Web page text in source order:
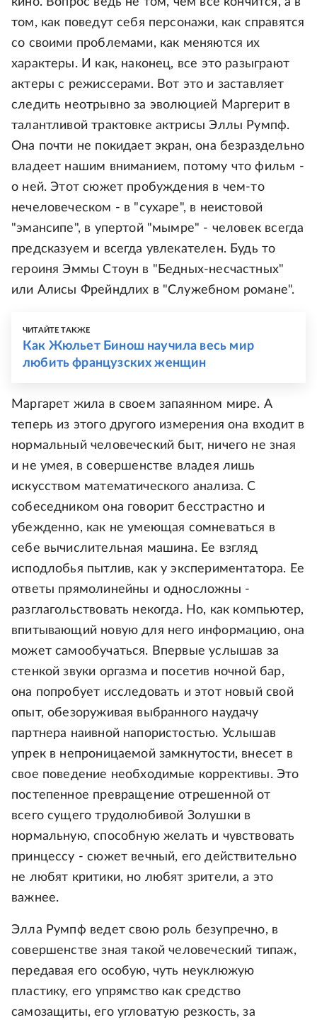
том, как поведут себя персонажи, как справятся
со своими проблемами, как меняются их
характеры. И как, наконец, все это разыграют
актеры с режиссерами. Вот это и заставляет
следить неотрывно за эволюцией Маргерит в
талантливой трактовке актрисы Эллы Румпф.
Она почти не покидает экран, она безраздельно
владеет нашим вниманием, потому что фильм -
о ней. Этот сюжет пробуждения в чем-то
нечеловеческом - в "сухаре", в неистовой
"эмансипе", в упертой "мымре" - человек всегда
предсказуем и всегда увлекателен. Будь то
героиня Эммы Стоун в "Бедных-несчастных"
или Алисы Фрейндлих в "Служебном романе".
ЧИТАЙТЕ ТАКЖЕ
Как Жюльет Бинош научила весь мир
любить французских женщин
Маргарет жила в своем запаянном мире. А
теперь из этого другого измерения она входит в
нормальный человеческий быт, ничего не зная
и не умея, в совершенстве владея лишь
искусством математического анализа. С
собеседником она говорит бесстрастно и
убежденно, как не умеющая сомневаться в
себе вычислительная машина. Ее взгляд
исподлобья пытлив, как у экспериментатора. Ее
ответы прямолинейны и односложны -
разглагольствовать некогда. Но, как компьютер,
впитывающий новую для него информацию, она
может самообучаться. Впервые услышав за
стенкой звуки оргазма и посетив ночной бар,
она попробует исследовать и этот новый свой
опыт, обезоруживая выбранного наудачу
партнера наивной напористостью. Услышав
упрек в непроницаемой замкнутости, внесет в
свое поведение необходимые коррективы. Это
постепенное превращение отрешенной от
всего сущего трудолюбивой Золушки в
нормальную, способную желать и чувствовать
принцессу - сюжет вечный, его действительно
не любят критики, но любят зрители, а это
важнее.
Элла Румпф ведет свою роль безупречно, в
совершенстве зная такой человеческий типаж,
передавая его особую, чуть неуклюжую
пластику, его упрямство как средство
самозащиты, его угловатую резкость, за